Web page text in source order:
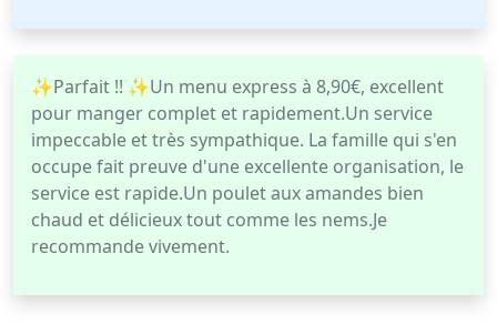
✨Parfait !! ✨Un menu express à 8,90€, excellent
pour manger complet et rapidement.Un service
impeccable et très sympathique. La famille qui s'en
occupe fait preuve d'une excellente organisation, le
service est rapide.Un poulet aux amandes bien
chaud et délicieux tout comme les nems.Je
recommande vivement.